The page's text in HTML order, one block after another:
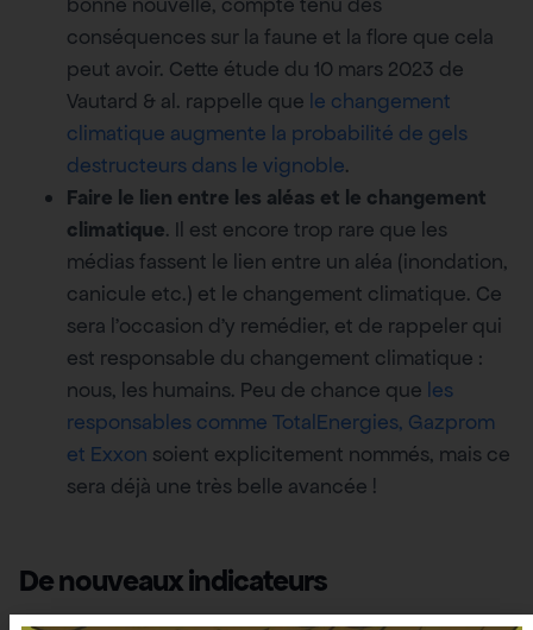
conséquences sur la faune et la flore que cela
peut avoir. Cette étude du 10 mars 2023 de
Vautard & al. rappelle que le changement
climatique augmente la probabilité de gels
destructeurs dans le vignoble.
Faire le lien entre les aléas et le changement
climatique. Il est encore trop rare que les
médias fassent le lien entre un aléa (inondation,
canicule etc.) et le changement climatique. Ce
sera l’occasion d’y remédier, et de rappeler qui
est responsable du changement climatique :
nous, les humains. Peu de chance que les
responsables comme TotalEnergies, Gazprom
et Exxon soient explicitement nommés, mais ce
sera déjà une très belle avancée !
De nouveaux indicateurs